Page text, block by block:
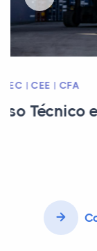
MEC/CEE/CFT
Curso